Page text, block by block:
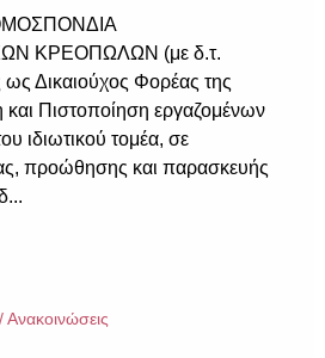
ΚΡΕΟΠΩΛΩΝ (με δ.τ.
Δικαιούχος Φορέας της
και Πιστοποίηση εργαζομένων
ιδιωτικού τομέα, σε
προώθησης και παρασκευής